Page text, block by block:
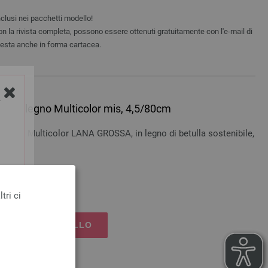
ci
nei pacchetti modello!
la rivista completa, possono essere ottenuti gratuitamente con l'e-mail di
anche in forma cartacea.
legno Multicolor mis, 4,5/80cm
Multicolor LANA GROSSA, in legno di betulla sostenibile,
AL CARRELLO